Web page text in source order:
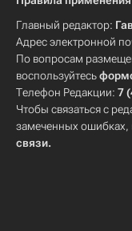
Главный редактор:
Адрес электронной
По вопросам
воспользуйтесь
Телефон Редакции: 7
Чтобы связаться с
замеченных ошибках,
связи.